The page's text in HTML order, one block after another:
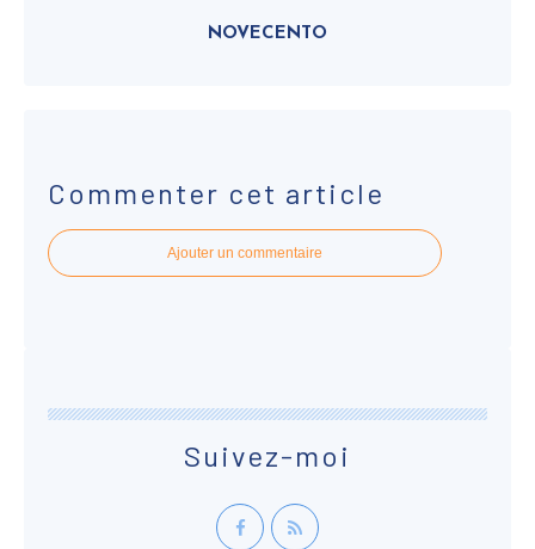
NOVECENTO
Commenter cet article
Ajouter un commentaire
Suivez-moi